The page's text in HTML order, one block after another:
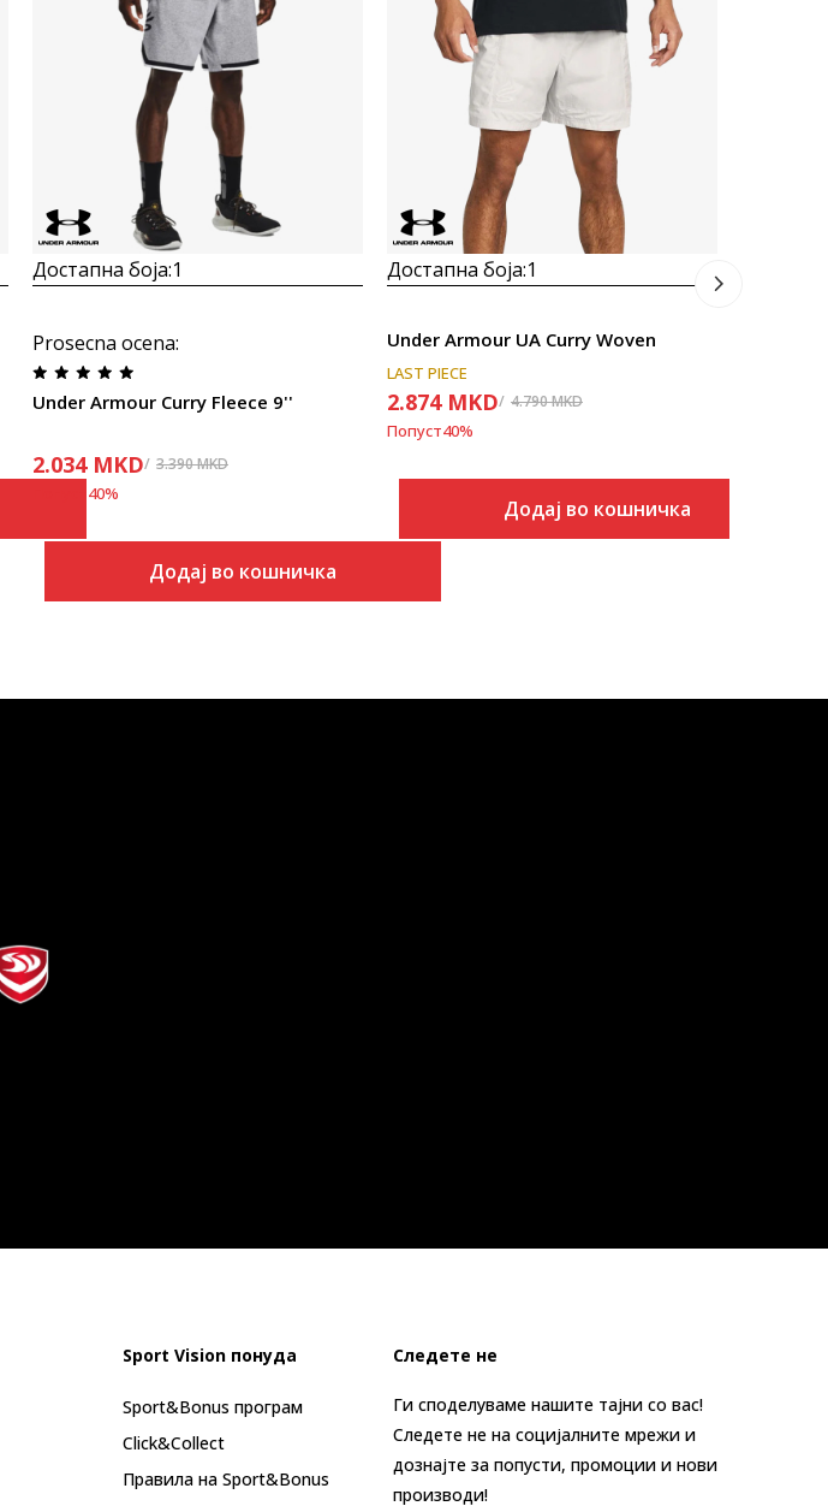
Достапна боја:1
Prosecna ocena:
Under Armour Curry Fleece 9''
2.034 MKD 3.390MKD
40%
Додај во кошничка
Достапна боја:1
Under Armour UA Curry Woven
LAST PIECE
2.874 MKD 4.790MKD
Попуст40%
Додај во кошничка
Sport Vision понуда
Sport&Bonus програм
Click&Collect
Правила на Sport&Bonus
Следете не
Ги споделуваме нашите тајни со вас!
Следете не на социјалните мрежи и
дознајте за попусти, промоции и нови
производи!